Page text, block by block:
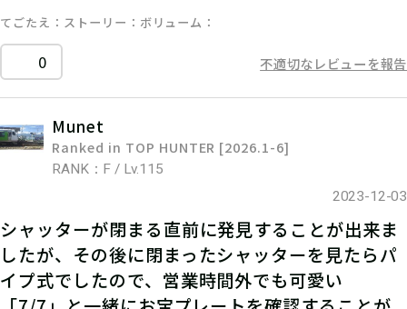
てごたえ ストーリー ボリューム
0 不適切なレビューを報告
Munet
Ranked in TOP HUNTER [2026.1-6]
RANK：F / Lv.115
2023-12-03
シャッターが閉まる直前に発見することが出来ま
したが、その後に閉まったシャッターを見たらパ
イプ式でしたので、営業時間外でも可愛い